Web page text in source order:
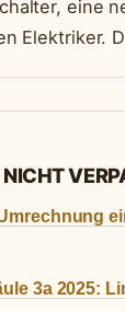
eine
Elektriker.
NICHT
3a 2025: